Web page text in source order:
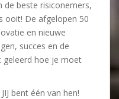
de beste risiconemers,
ooit! De afgelopen 50
en nieuwe
succes en de
geleerd hoe je moet
bent één van hen!